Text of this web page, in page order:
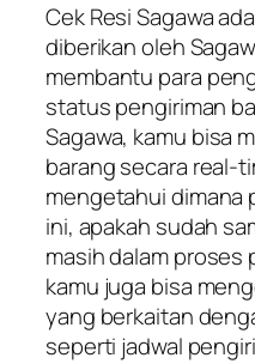
Cek Resi Sagawa
diberikan oleh
membantu para
status pengiriman
Sagawa, kamu bisa
barang secara real-
mengetahui dimana
ini, apakah sudah
masih dalam proses
kamu juga bisa
yang berkaitan
seperti jadwal